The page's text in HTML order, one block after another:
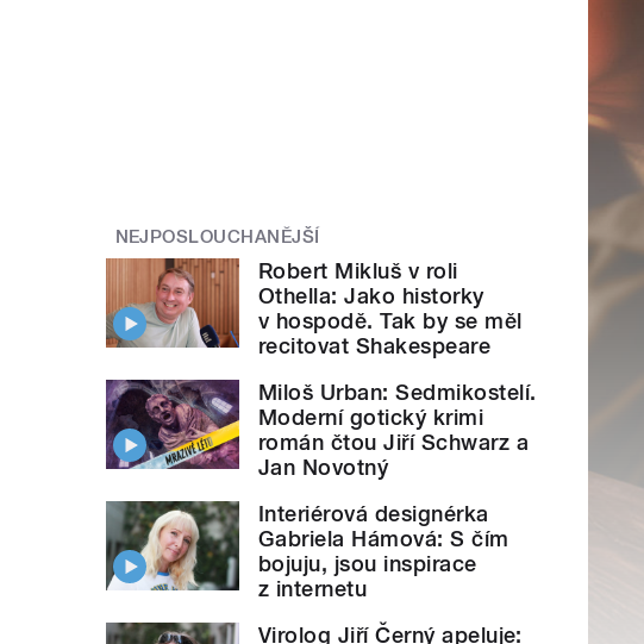
NEJPOSLOUCHANĚJŠÍ
Robert Mikluš v roli
Othella: Jako historky
v hospodě. Tak by se měl
recitovat Shakespeare
Miloš Urban: Sedmikostelí.
Moderní gotický krimi
román čtou Jiří Schwarz a
Jan Novotný
Interiérová designérka
Gabriela Hámová: S čím
bojuju, jsou inspirace
z internetu
Virolog Jiří Černý apeluje: